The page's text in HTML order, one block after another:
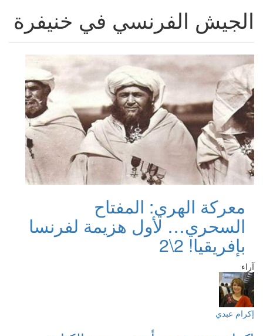
الجيش الفرنسي في خنيفرة
معركة الهري: المفتاح
السحري… لأول هزيمة لفرنسا
بإفريقيا! 2\2
آراء
إكرام عبدي